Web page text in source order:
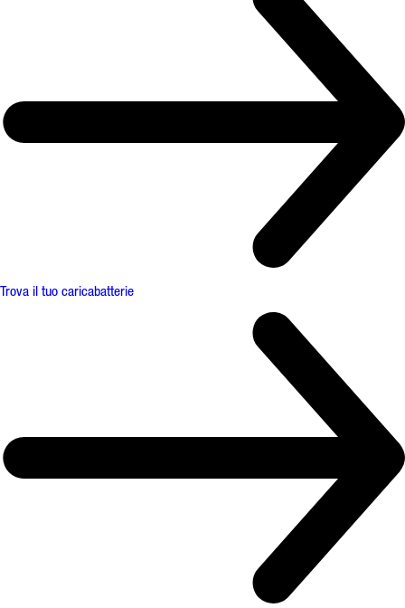
Trova il tuo caricabatterie